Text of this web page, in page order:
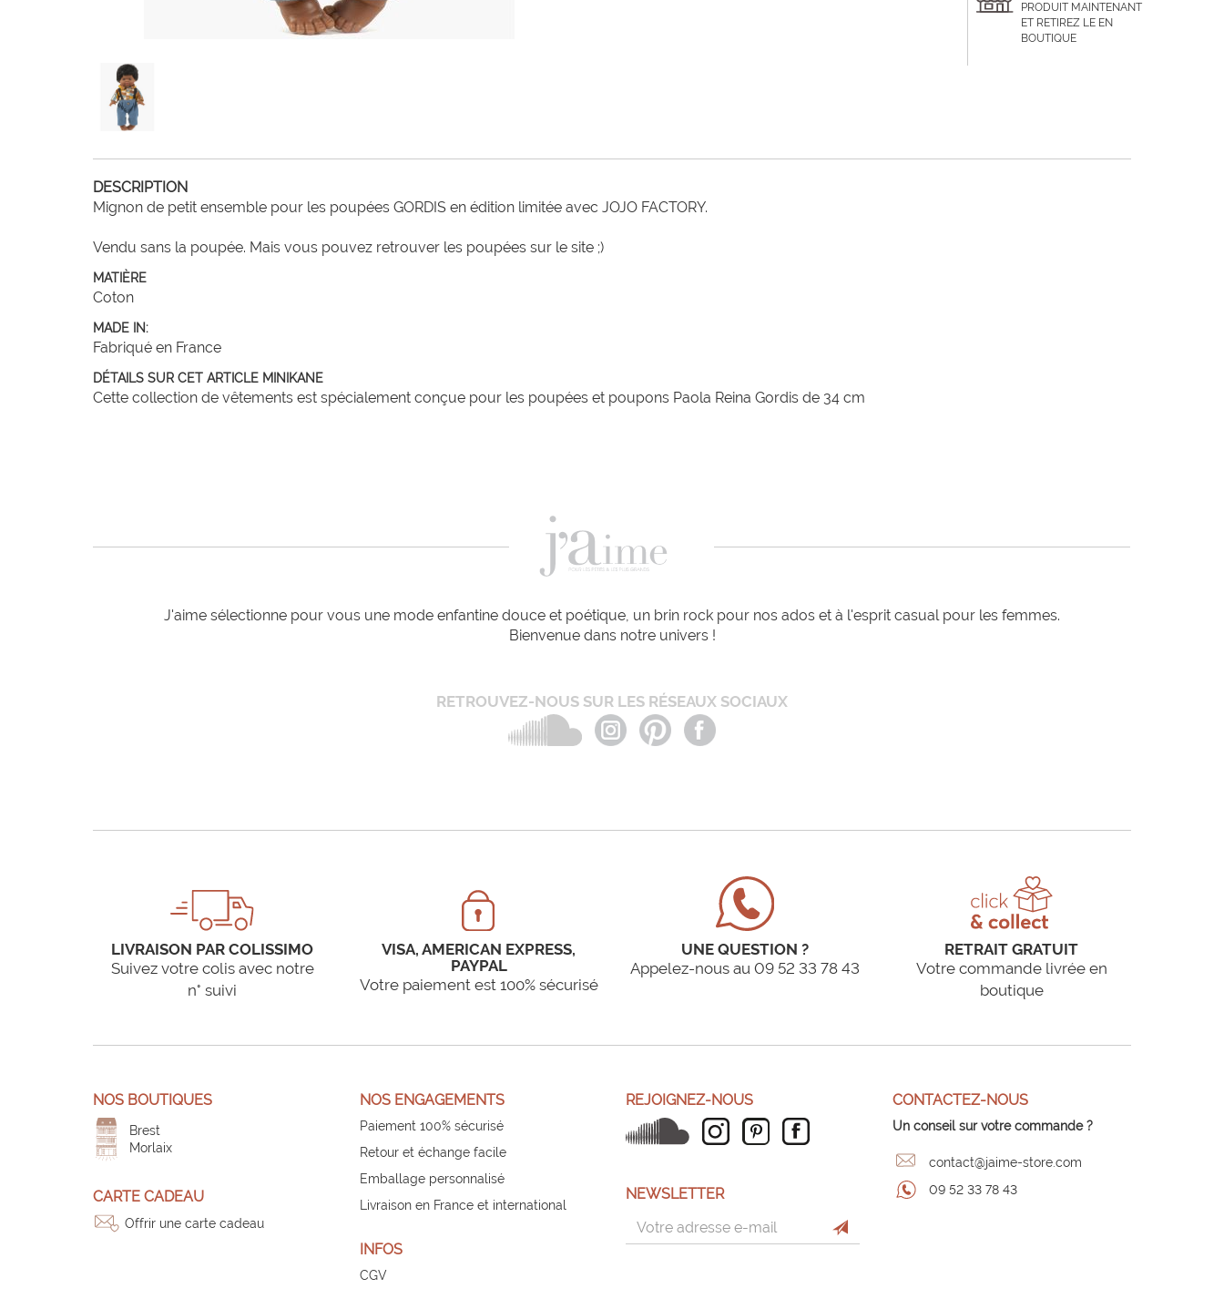
PRODUIT MAINTENANT
ET RETIREZ LE EN
BOUTIQUE
DESCRIPTION
Mignon de petit ensemble pour les poupées GORDIS en édition limitée avec JOJO FACTORY.
Vendu sans la poupée. Mais vous pouvez retrouver les poupées sur le site ;)
MATIÈRE
Coton
MADE IN:
Fabriqué en France
DÉTAILS SUR CET ARTICLE MINIKANE
Cette collection de vêtements est spécialement conçue pour les poupées et poupons Paola Reina Gordis de 34 cm
J'aime sélectionne pour vous une mode enfantine douce et poétique, un brin rock pour nos ados et à l'esprit casual pour les femmes.
Bienvenue dans notre univers !
RETROUVEZ-NOUS SUR LES RÉSEAUX SOCIAUX
LIVRAISON PAR COLISSIMO
Suivez votre colis avec notre
n° suivi
VISA, AMERICAN EXPRESS,
PAYPAL
Votre paiement est 100% sécurisé
UNE QUESTION ?
Appelez-nous au 09 52 33 78 43
RETRAIT GRATUIT
Votre commande livrée en
boutique
NOS BOUTIQUES
Brest
Morlaix
CARTE CADEAU
Offrir une carte cadeau
NOS ENGAGEMENTS
Paiement 100% sécurisé
Retour et échange facile
Emballage personnalisé
Livraison en France et international
INFOS
CGV
REJOIGNEZ-NOUS
NEWSLETTER
CONTACTEZ-NOUS
Un conseil sur votre commande ?
contact@jaime-store.com
09 52 33 78 43